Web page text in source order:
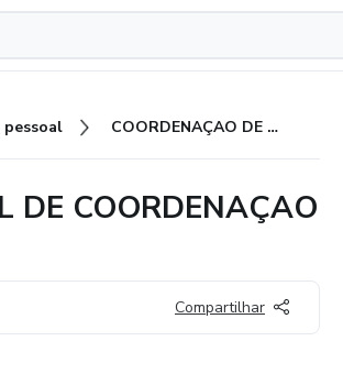
COORDENAÇAO DE PROJETOS-MANUAL DE COORDENAÇAO DE PROJETOS
DE COORDENAÇAO
Compartilhar